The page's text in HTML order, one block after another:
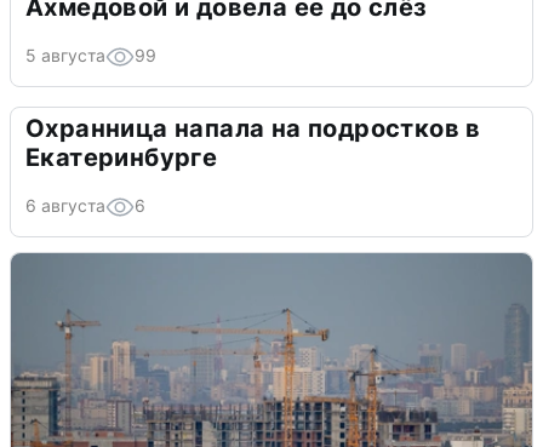
Ахмедовой и довела ее до слёз
5 августа 99
Охранница напала на подростков в
Екатеринбурге
6 августа 6